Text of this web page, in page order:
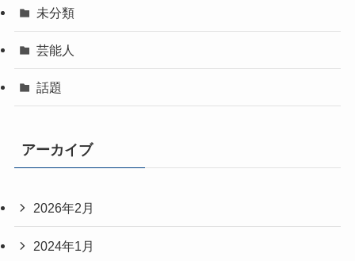
未分類
芸能人
話題
アーカイブ
2026年2月
2024年1月